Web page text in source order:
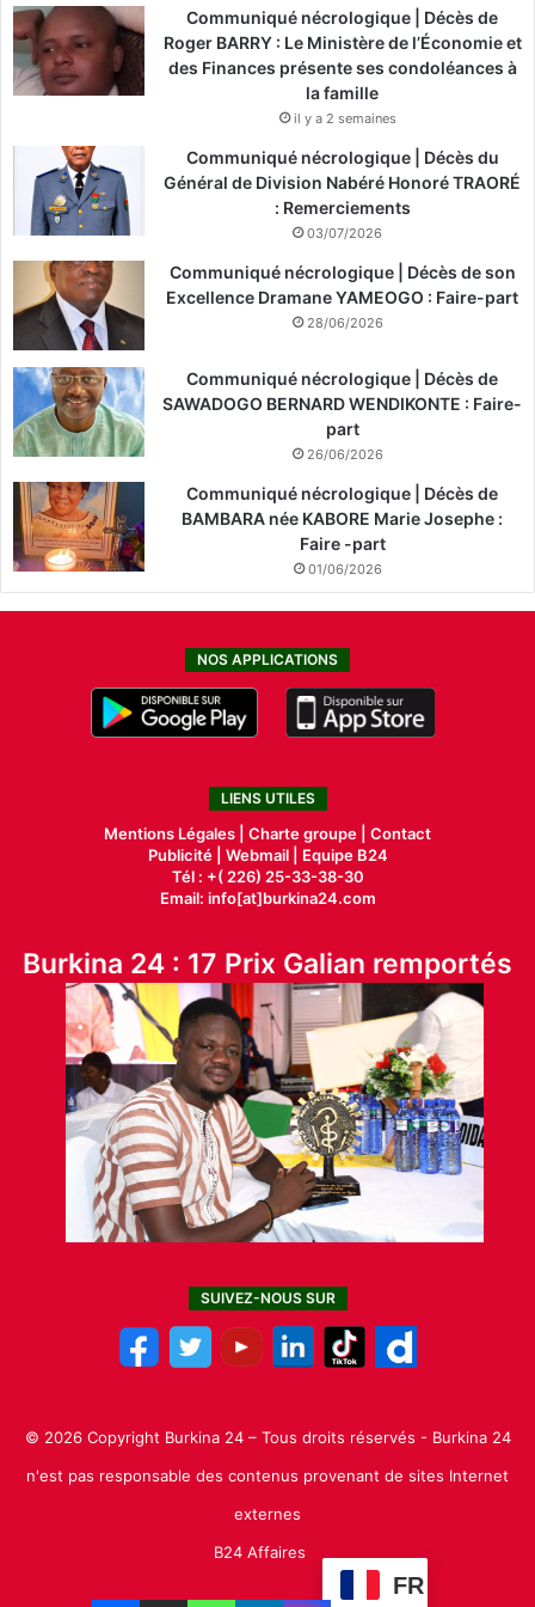
Communiqué nécrologique | Décès de
Roger BARRY : Le Ministère de l’Économie et
des Finances présente ses condoléances à
la famille
il y a 2 semaines
Communiqué nécrologique | Décès du
Général de Division Nabéré Honoré TRAORÉ
: Remerciements
03/07/2026
Communiqué nécrologique | Décès de son
Excellence Dramane YAMEOGO : Faire-part
28/06/2026
Communiqué nécrologique | Décès de
SAWADOGO BERNARD WENDIKONTE : Faire-
part
26/06/2026
Communiqué nécrologique | Décès de
BAMBARA née KABORE Marie Josephe :
Faire -part
01/06/2026
NOS APPLICATIONS
LIENS UTILES
Mentions Légales | Charte groupe | Contact
Publicité| Webmail |
Equipe B24
Tél : +( 226) 25-33-38-30
Email: info[at]burkina24.com
Burkina 24 : 17 Prix Galian remportés
SUIVEZ-NOUS SUR
© 2026 Copyright Burkina 24 – Tous droits réservés - Burkina 24
n'est pas responsable des contenus provenant de sites Internet
externes
B24 Affaires
FR